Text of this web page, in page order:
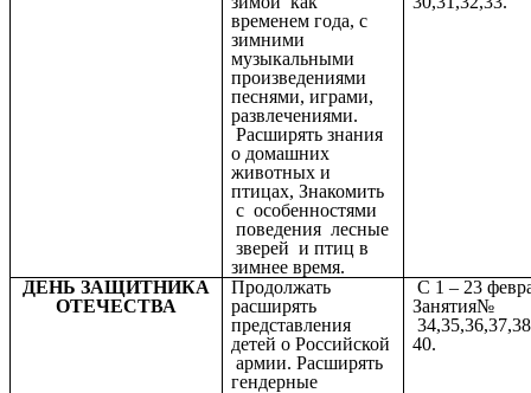
временем года, с
зимними
музыкальными
произведениями
песнями, играми,
развлечениями.
Расширять знания
о домашних
животных и
птицах, Знакомить
с особенностями
поведения лесные
зверей и птиц в
зимнее время.
ДЕНЬ ЗАЩИТНИКА
ОТЕЧЕСТВА
Продолжать
расширять
представления
детей о Российской
армии. Расширять
гендерные
С 1 – 23
Занятия№
40.